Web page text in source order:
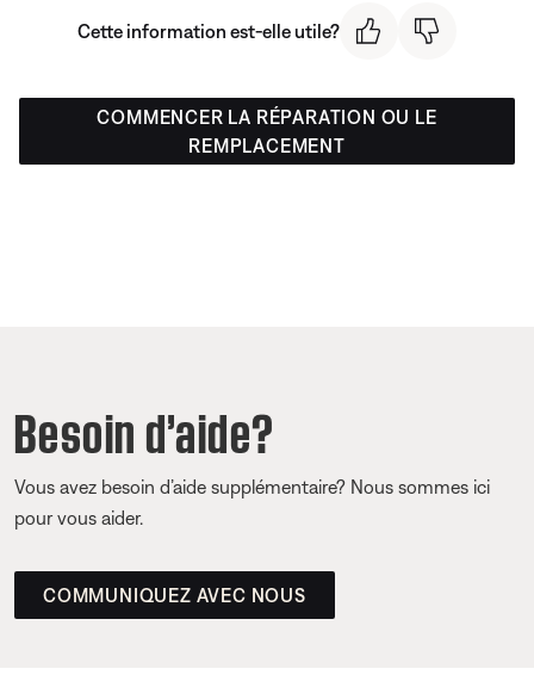
Cette information est-elle utile?
COMMENCER LA RÉPARATION OU LE
REMPLACEMENT
Besoin d’aide?
Vous avez besoin d’aide supplémentaire? Nous sommes ici
pour vous aider.
COMMUNIQUEZ AVEC NOUS